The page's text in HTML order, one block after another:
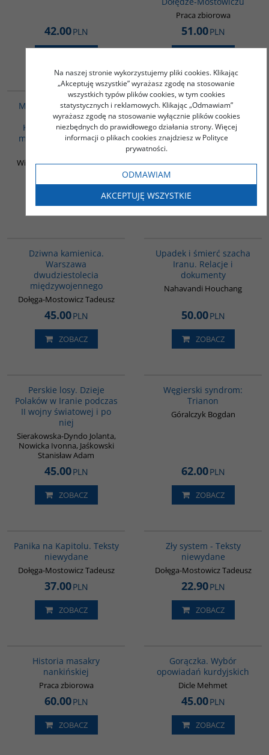
42.00PLN
Praca zbiorowa
51.00PLN
G1016
Mniej strachu. Ostatnie
chwile z Januszem
Korczakiem (książka z
mapą) - NAGRODA KLIO
Witkowska-Krych Agnieszka
Abstynenci z
premedytacją. Teksty
niewydane
Dołęga-Mostowicz Tadeusz
Dziwna kamienica.
Warszawa
dwudziestolecia
międzywojennego
Dołęga-Mostowicz Tadeusz
45.00PLN
ZOBACZ
Upadek i śmierć szacha
Iranu. Relacje i
dokumenty
Nahavandi Houchang
50.00PLN
ZOBACZ
Perskie losy. Dzieje
Polaków w Iranie podczas
II wojny światowej i po
niej
Sierakowska-Dyndo Jolanta,
Nowicka Ivonna, Jaśkowski
Stanisław Adam
45.00PLN
ZOBACZ
Węgierski syndrom:
Trianon
Góralczyk Bogdan
62.00PLN
ZOBACZ
Panika na Kapitolu. Teksty
niewydane
Dołęga-Mostowicz Tadeusz
37.00PLN
ZOBACZ
Zły system - Teksty
niewydane
Dołęga-Mostowicz Tadeusz
22.90PLN
ZOBACZ
Historia masakry
nankińskiej
Praca zbiorowa
60.00PLN
ZOBACZ
Gorączka. Wybór
opowiadań kurdyjskich
Dicle Mehmet
45.00PLN
ZOBACZ
Na naszej stronie wykorzystujemy pliki cookies. Klikając
„Akceptuję wszystkie” wyrażasz zgodę na stosowanie
wszystkich typów plików cookies, w tym cookies
statystycznych i reklamowych. Klikając „Odmawiam”
wyrażasz zgodę na stosowanie wyłącznie plików cookies
niezbędnych do prawidłowego działania strony. Więcej
informacji o plikach cookies znajdziesz w Polityce
prywatności.
ODMAWIAM
AKCEPTUJĘ WSZYSTKIE